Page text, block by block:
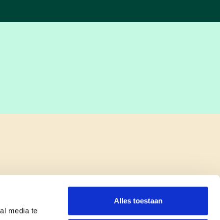
media te
Alles toestaan